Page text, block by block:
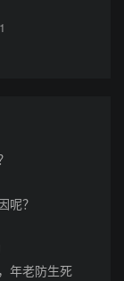
呢？
年老防生死